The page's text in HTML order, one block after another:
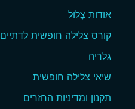
אודות צָלוּל
קורס צלילה חופשית לדתיים
גלריה
שיאי צלילה חופשית
תקנון ומדיניות החזרים